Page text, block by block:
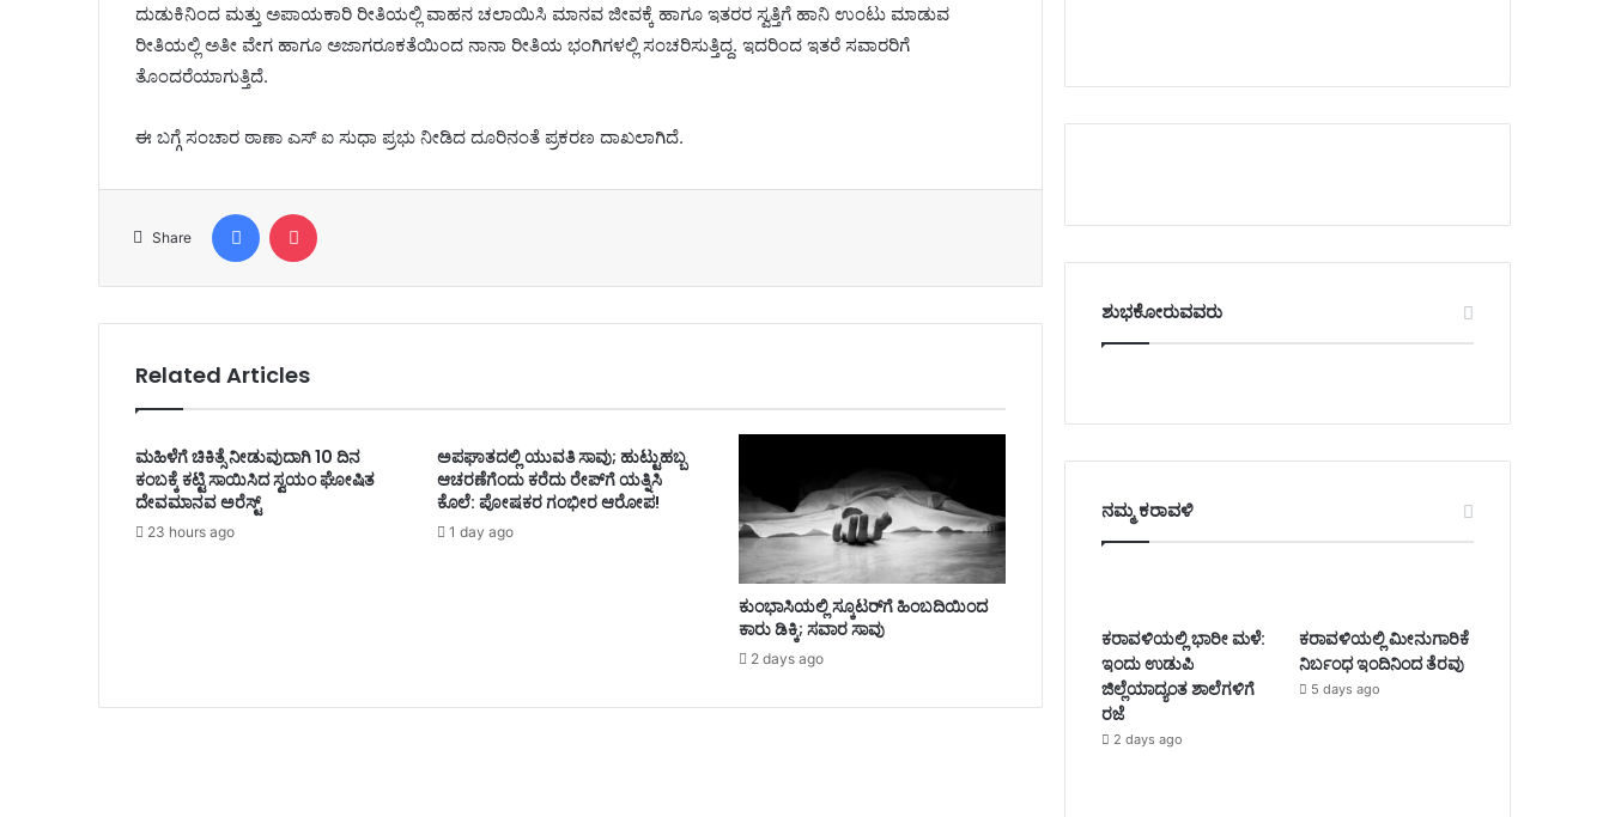
ದುಡುಕಿನಿಂದ ಮತ್ತು ಅಪಾಯಕಾರಿ ರೀತಿಯಲ್ಲಿ ವಾಹನ ಚಲಾಯಿಸಿ ಮಾನವ ಜೀವಕ್ಕೆ ಹಾಗೂ ಇತರರ ಸ್ವತ್ತಿಗೆ ಹಾನಿ ಉಂಟು ಮಾಡುವ
ರೀತಿಯಲ್ಲಿ ಅತೀ ವೇಗ ಹಾಗೂ ಅಜಾಗರೂಕತೆಯಿಂದ ನಾನಾ ರೀತಿಯ ಭಂಗಿಗಳಲ್ಲಿ ಸಂಚರಿಸುತ್ತಿದ್ದ. ಇದರಿಂದ ಇತರೆ ಸವಾರರಿಗೆ
ತೊಂದರೆಯಾಗುತ್ತಿದೆ.
ಈ ಬಗ್ಗೆ ಸಂಚಾರ ಠಾಣಾ ಎಸ್ ಐ ಸುಧಾ ಪ್ರಭು ನೀಡಿದ ದೂರಿನಂತೆ ಪ್ರಕರಣ ದಾಖಲಾಗಿದೆ.
Share
Facebook
Related Articles
ಮಹಿಳೆಗೆ ಚಿಕಿತ್ಸೆ ನೀಡುವುದಾಗಿ 10 ದಿನ
ಕಂಬಕ್ಕೆ ಕಟ್ಟಿ ಸಾಯಿಸಿದ ಸ್ವಯಂ ಘೋಷಿತ
ದೇವಮಾನವ ಅರೆಸ್ಟ್
23 hours ago
ಅಪಘಾತದಲ್ಲಿ ಯುವತಿ ಸಾವು; ಹುಟ್ಟುಹಬ್ಬ
ಆಚರಣೆಗೆಂದು ಕರೆದು ರೇಪ್‌ಗೆ ಯತ್ನಿಸಿ
ಕೊಲೆ: ಪೋಷಕರ ಗಂಭೀರ ಆರೋಪ!
1 day ago
ಕುಂಭಾಸಿಯಲ್ಲಿ ಸ್ಕೂಟರ್‌ಗೆ ಹಿಂಬದಿಯಿಂದ
ಕಾರು ಡಿಕ್ಕಿ; ಸವಾರ ಸಾವು
2 days ago
ಶುಭಕೋರುವವರು
ನಮ್ಮ ಕರಾವಳಿ
ಕರಾವಳಿಯಲ್ಲಿ ಭಾರೀ ಮಳೆ:
ಇಂದು ಉಡುಪಿ
ಜಿಲ್ಲೆಯಾದ್ಯಂತ ಶಾಲೆಗಳಿಗೆ
ರಜೆ
2 days ago
ಕರಾವಳಿಯಲ್ಲಿ ಮೀನುಗಾರಿಕೆ
ನಿರ್ಬಂಧ ಇಂದಿನಿಂದ ತೆರವು
5 days ago